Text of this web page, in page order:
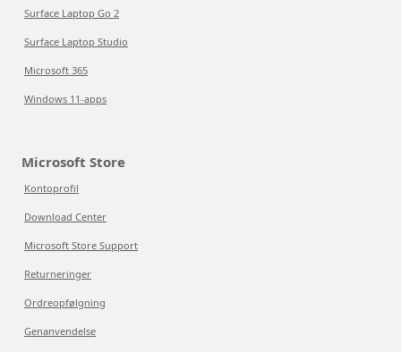
Surface Laptop Go 2
Surface Laptop Studio
Microsoft 365
Windows 11-apps
Microsoft Store
Kontoprofil
Download Center
Microsoft Store Support
Returneringer
Ordreopfølgning
Genanvendelse